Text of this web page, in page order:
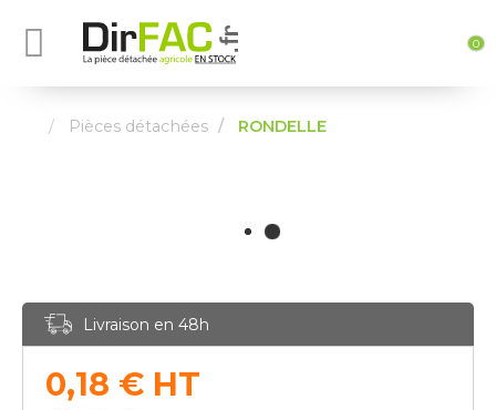
0
Pièces détachées RONDELLE
Livraison en 48h
0,18 € HT